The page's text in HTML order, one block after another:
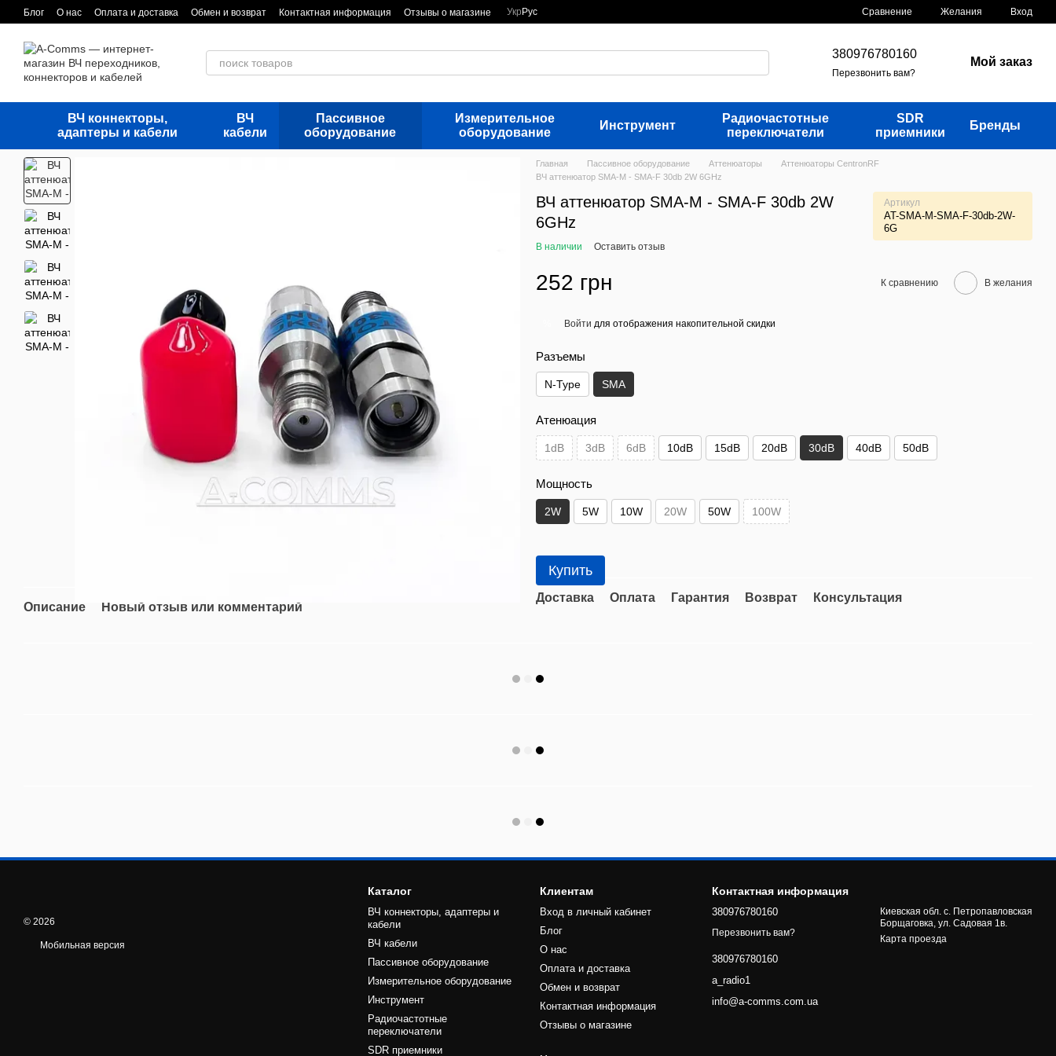
Перейти к основному контенту
Блог О нас Оплата и доставка Обмен и возврат Контактная информация Отзывы о магазине Укр Рус Сравнение Желания Вход
380976780160
Перезвонить вам?
Мой заказ
ВЧ коннекторы,
адаптеры и кабели
ВЧ
кабели
Пассивное
оборудование
Измерительное
оборудование
Инструмент
Радиочастотные
переключатели
SDR
приемники
Бренды
Описание Новый отзыв или комментарий
Главная Пассивное оборудование Аттенюаторы
Аттенюаторы CentronRF
ВЧ аттенюатор SMA-M - SMA-F 30db 2W 6GHz
ВЧ аттенюатор SMA-M - SMA-F 30db 2W
6GHz
Артикул
AT-SMA-M-SMA-F-30db-2W-
6G
В наличии Оставить отзыв
252 грн К сравнению В желания
Войти для отображения накопительной скидки
Разъемы
N-Type SMA
Атенюация
1dB 3dB 6dB 10dB 15dB 20dB 30dB 40dB 50dB
Мощность
2W 5W 10W 20W 50W 100W
Купить
Доставка Оплата Гарантия Возврат Консультация
© 2026
Мобильная версия
Каталог
ВЧ коннекторы, адаптеры и
кабели
ВЧ кабели
Пассивное оборудование
Измерительное оборудование
Инструмент
Радиочастотные
переключатели
SDR приемники
Клиентам
Вход в личный кабинет
Блог
О нас
Оплата и доставка
Обмен и возврат
Контактная информация
Отзывы о магазине
Контактная информация
380976780160
Перезвонить вам?
380976780160
a_radio1
info@a-comms.com.ua
Киевская обл. с. Петропавловская
Борщаговка, ул. Садовая 1в.
Карта проезда